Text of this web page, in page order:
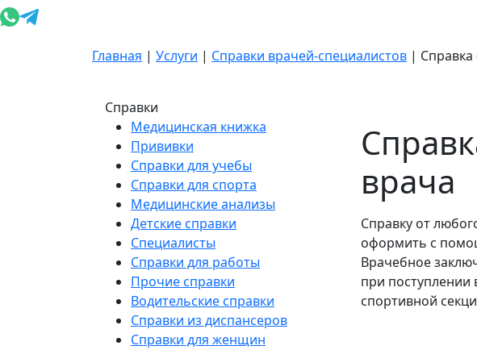
Главная | Услуги | Справки врачей-специалистов |
Справки
Медицинская книжка
Прививки
Справки для учебы
Справки для спорта
Медицинские анализы
Детские справки
Специалисты
Справки для работы
Прочие справки
Водительские справки
Справки из диспансеров
Справки для женщин
врача
Справку от
оформить с
Врачебное
при поступлении
спортивной